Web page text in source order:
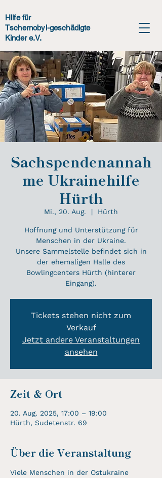
Hilfe für
Tschernobyl-geschädigte
Kinder e.V.
Sachspendenannah
me Ukrainehilfe
Hürth
Mi., 20. Aug.
  |
Hürth
Hoffnung und Unterstützung für
Menschen in der Ukraine.
Unsere Sammelstelle befindet sich in
der ehemaligen Halle des
Bowlingcenters Hürth (hinterer
Eingang).
Tickets stehen nicht zum
Verkauf
Jetzt andere Veranstaltungen
ansehen
Zeit & Ort
20. Aug. 2025, 17:00 – 19:00
Hürth, Sudetenstr. 69
Über die Veranstaltung
Viele Menschen in der Ostukraine